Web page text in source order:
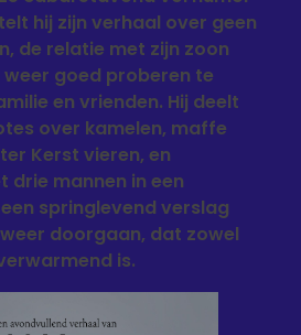
hij zijn verhaal over geen
de relatie met zijn zoon
weer goed proberen te
en vrienden. Hij deelt
over kamelen, maffe
Kerst vieren, en
drie mannen in een
springlevend verslag
doorgaan, dat zowel
is.